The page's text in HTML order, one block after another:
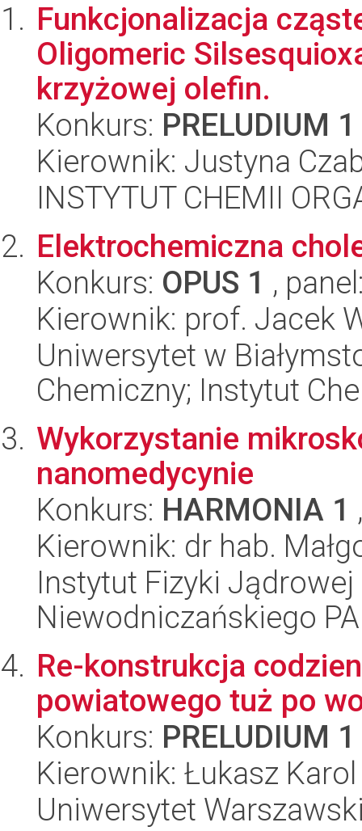
Funkcjonalizacja
Oligomeric
krzyżowej olefin.
Konkurs: PRELUDIUM 1
Kierownik: Justyna
INSTYTUT CHEMII
Elektrochemiczna
Konkurs: OPUS 1 ,
Kierownik: prof. Jacek
Uniwersytet w
Chemiczny; Instytut
Wykorzystanie
nanomedycynie
Konkurs: HARMONIA 1
Kierownik: dr hab.
Instytut Fizyki
Niewodniczańskiego
Re-konstrukcja
powiatowego tuż po
Konkurs: PRELUDIUM 1
Kierownik: Łukasz
Uniwersytet